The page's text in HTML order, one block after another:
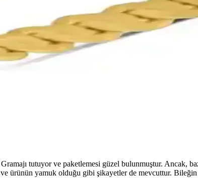
dikkat çeken Anka Kuşu kolyesi, estetik ve
g Modellerinin Üretim Özellikleri
malzeme saflığı (22 Ayar, 0,916), ağırlık ve ölçü
Gramajı tutuyor ve paketlemesi güzel bulunmuştur. Ancak,
ürünün yamuk olduğu gibi şikayetler de mevcuttur. Bileğin